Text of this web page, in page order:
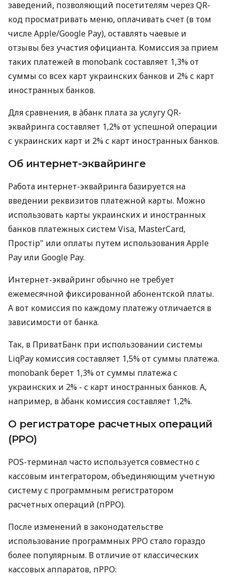
заведений, позволяющий посетителям через QR-
код просматривать меню, оплачивать счет (в том
числе Apple/Google Pay), оставлять чаевые и
отзывы без участия официанта. Комиссия за прием
таких платежей в monobank составляет 1,3% от
суммы со всех карт украинских банков и 2% с карт
иностранных банков.
Для сравнения, в àбанк плата за услугу QR-
эквайринга составляет 1,2% от успешной операции
с украинских карт и 2% с карт иностранных банков.
Об интернет-эквайринге
Работа интернет-эквайринга базируется на
введении реквизитов платежной карты. Можно
использовать карты украинских и иностранных
банков платежных систем Visa, MasterCard,
Простір" или оплаты путем использования Apple
Pay или Google Pay.
Интернет-эквайринг обычно не требует
ежемесячной фиксированной абонентской платы.
А вот комиссия по каждому платежу отличается в
зависимости от банка.
Так, в ПриватБанк при использовании системы
LiqPay комиссия составляет 1,5% от суммы платежа.
monobank берет 1,3% от суммы платежа с
украинских и 2% - с карт иностранных банков. А,
например, в àбанк комиссия составляет 1,2%.
О регистраторе расчетных операций
(РРО)
POS-терминал часто используется совместно с
кассовым интегратором, объединяющим учетную
систему с программным регистратором
расчетных операций (пРРО).
После изменений в законодательстве
использование программных РРО стало гораздо
более популярным. В отличие от классических
кассовых аппаратов, пРРО: